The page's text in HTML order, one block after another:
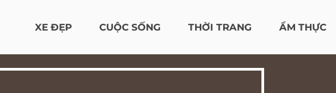
XE ĐẸP CUỘC SỐNG THỜI TRANG ẨM THỰC